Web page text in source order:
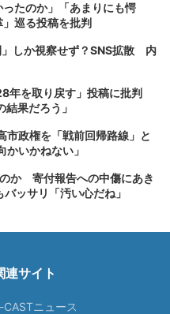
たのか」「あまりにも愕
巡る投稿を批判
しか視察せず？SNS拡散 内
年を取り戻す」投稿に批判
果だろう」
市政権を「戦前回帰路線」と
いかねない」
か 寄付報告への中傷にあき
ッサリ「汚い心だね」
連サイト
ニュース